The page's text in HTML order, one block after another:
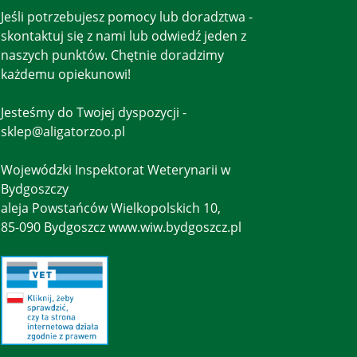
Jeśli potrzebujesz pomocy lub doradztwa -
skontaktuj się z nami lub odwiedź jeden z
naszych punktów. Chętnie doradzimy
każdemu opiekunowi!
Jesteśmy do Twojej dyspozycji -
sklep@aligatorzoo.pl
Wojewódzki Inspektorat Weterynarii w
Bydgoszczy
aleja Powstańców Wielkopolskich 10,
85-090 Bydgoszcz www.wiw.bydgoszcz.pl